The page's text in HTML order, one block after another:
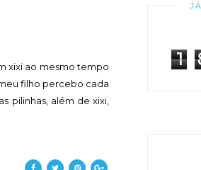
xixi ao mesmo tempo
filho percebo cada
pilinhas, além de xixi,
1